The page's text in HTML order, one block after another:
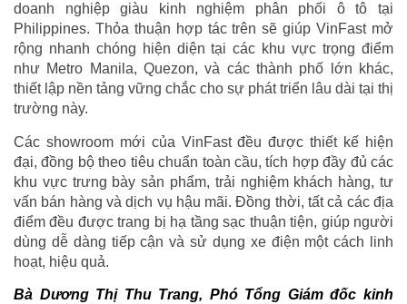
doanh nghiệp giàu kinh nghiệm phân phối ô tô tại
Philippines. Thỏa thuận hợp tác trên sẽ giúp VinFast mở
rộng nhanh chóng hiện diện tại các khu vực trọng điểm
như Metro Manila, Quezon, và các thành phố lớn khác,
thiết lập nền tảng vững chắc cho sự phát triển lâu dài tại thị
trường này.
Các showroom mới của VinFast đều được thiết kế hiện
đại, đồng bộ theo tiêu chuẩn toàn cầu, tích hợp đầy đủ các
khu vực trưng bày sản phẩm, trải nghiệm khách hàng, tư
vấn bán hàng và dịch vụ hậu mãi. Đồng thời, tất cả các địa
điểm đều được trang bị hạ tầng sạc thuận tiện, giúp người
dùng dễ dàng tiếp cận và sử dụng xe điện một cách linh
hoạt, hiệu quả.
Bà Dương Thị Thu Trang, Phó Tổng Giám đốc kinh